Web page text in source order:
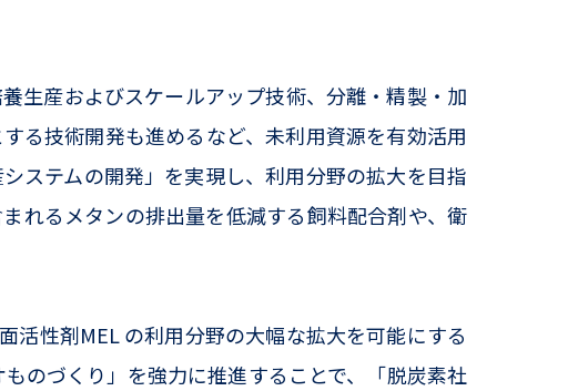
生産およびスケールアップ技術、分離・精製・加
る技術開発も進めるなど、未利用資源を有効活用
ステムの開発」を実現し、利用分野の拡大を目指
れるメタンの排出量を低減する飼料配合剤や、衛
活性剤MEL の利用分野の大幅な拡大を可能にする
のづくり」を強力に推進することで、「脱炭素社